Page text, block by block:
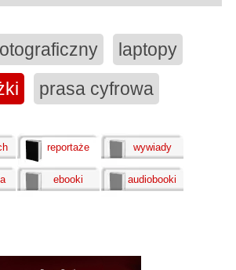
laptopy
prasa cyfrowa
reportaże wywiady
ebooki audiobooki